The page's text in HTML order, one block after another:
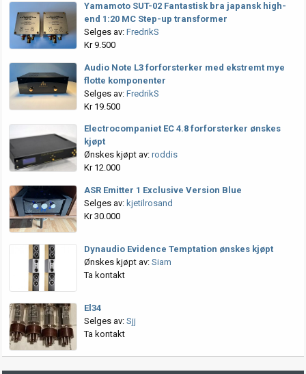
Yamamoto SUT-02 Fantastisk bra japansk high-
end 1:20 MC Step-up transformer
Selges av: FredrikS
Kr 9.500
Audio Note L3 forforsterker med ekstremt mye
flotte komponenter
Selges av: FredrikS
Kr 19.500
Electrocompaniet EC 4.8 forforsterker ønskes
kjøpt
Ønskes kjøpt av: roddis
Kr 12.000
ASR Emitter 1 Exclusive Version Blue
Selges av: kjetilrosand
Kr 30.000
Dynaudio Evidence Temptation ønskes kjøpt
Ønskes kjøpt av: Siam
Ta kontakt
El34
Selges av: Sjj
Ta kontakt